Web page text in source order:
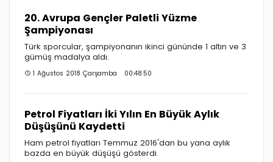
20. Avrupa Gençler Paletli Yüzme
Şampiyonası
Türk sporcular, şampiyonanın ikinci gününde 1 altın ve 3
gümüş madalya aldı.
1 Ağustos 2018 Çarşamba 00:48:50
Petrol Fiyatları İki Yılın En Büyük Aylık
Düşüşünü Kaydetti
Ham petrol fiyatları Temmuz 2016'dan bu yana aylık
bazda en büyük düşüşü gösterdi.